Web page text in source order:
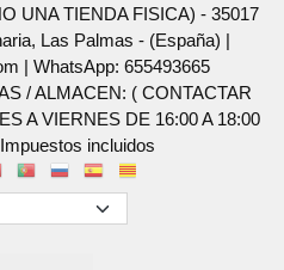
UNA TIENDA FISICA) - 35017
Las Palmas - (España) |
| WhatsApp: 655493665
/ ALMACEN: ( CONTACTAR
A VIERNES DE 16:00 A 18:00
incluidos